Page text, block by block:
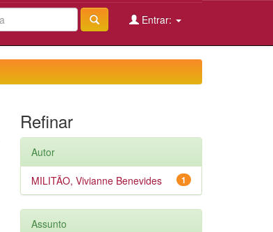
Entrar:
Refinar
Autor
1
MILITÃO, Vivianne Benevides
Assunto